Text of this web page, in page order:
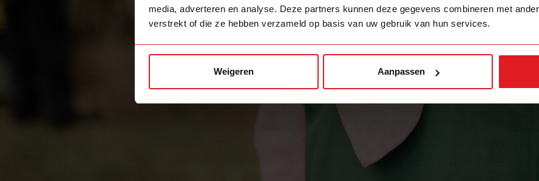
media, adverteren en analyse. Deze partners kunnen deze gegevens combineren met
verstrekt of die ze hebben verzameld op basis van uw gebruik van hun services.
Weigeren Aanpassen